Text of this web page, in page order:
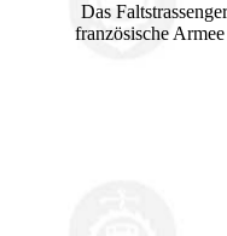
Das
französische